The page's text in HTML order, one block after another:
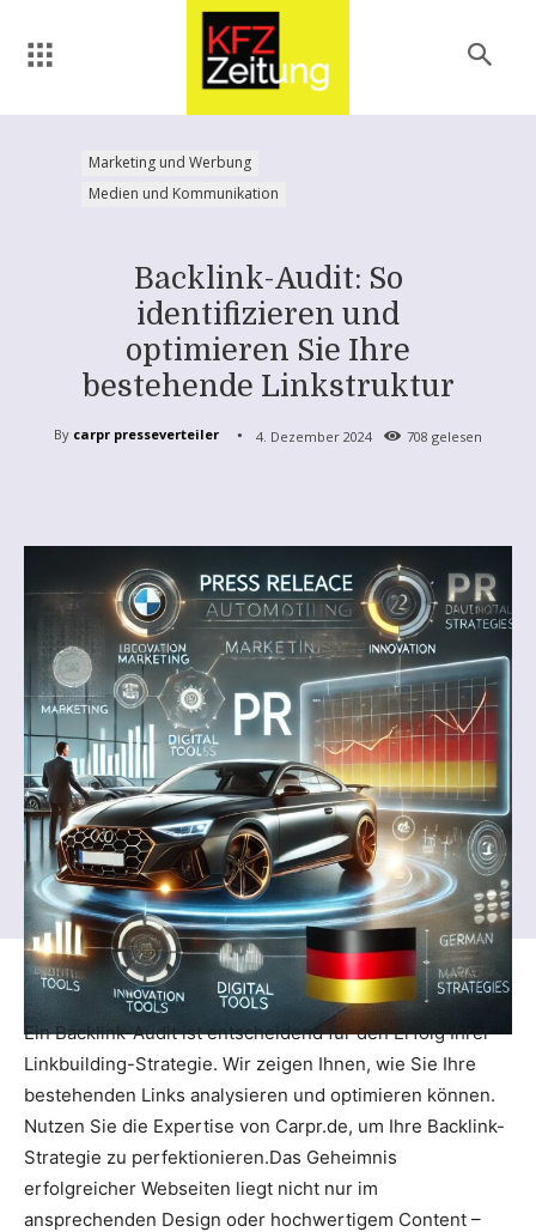
Marketing und Werbung
Medien und Kommunikation
Backlink-Audit: So
identifizieren und
optimieren Sie Ihre
bestehende Linkstruktur
By carpr presseverteiler 4. Dezember 2024 708 gelesen
Ein Backlink-Audit ist entscheidend für den Erfolg Ihrer
Linkbuilding-Strategie. Wir zeigen Ihnen, wie Sie Ihre
bestehenden Links analysieren und optimieren können.
Nutzen Sie die Expertise von Carpr.de, um Ihre Backlink-
Strategie zu perfektionieren.Das Geheimnis
erfolgreicher Webseiten liegt nicht nur im
ansprechenden Design oder hochwertigem Content –